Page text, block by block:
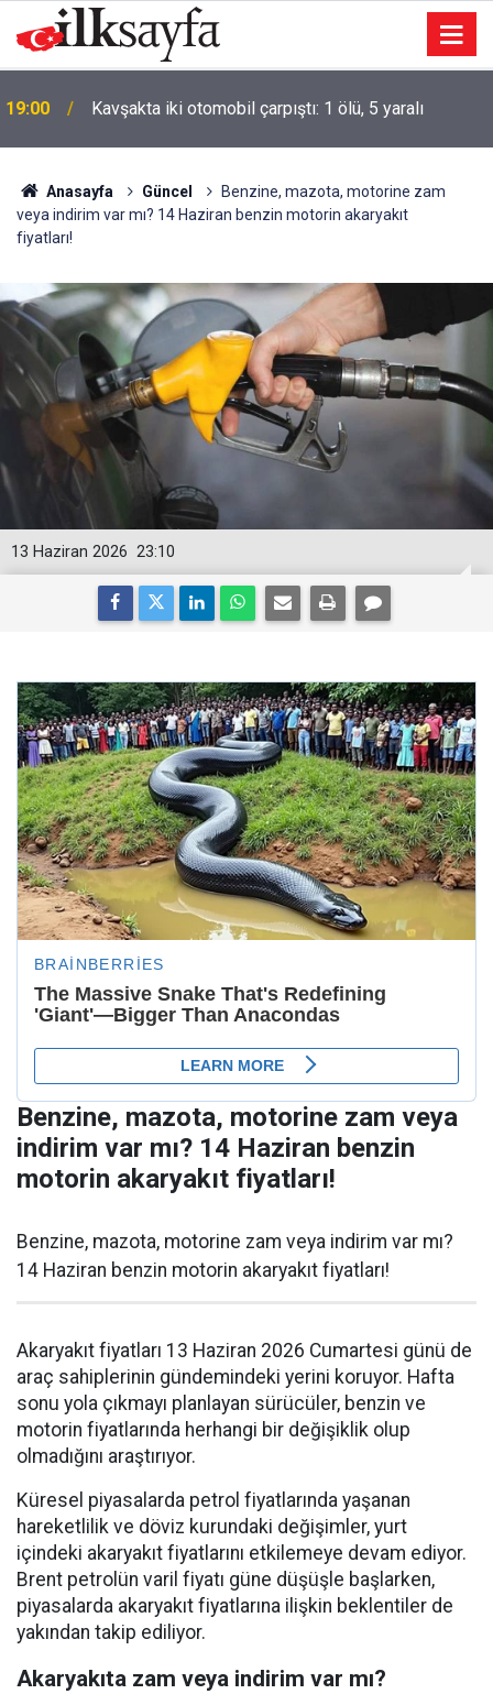
19:00 Kavşakta iki otomobil çarpıştı: 1 ölü, 5 yaralı
Anasayfa Güncel
Benzine, mazota, motorine zam
veya indirim var mı? 14 Haziran benzin motorin akaryakıt
fiyatları!
23:10
13 Haziran 2026
Benzine, mazota, motorine zam veya
indirim var mı? 14 Haziran benzin
motorin akaryakıt fiyatları!
Benzine, mazota, motorine zam veya indirim var mı?
14 Haziran benzin motorin akaryakıt fiyatları!
Akaryakıt fiyatları 13 Haziran 2026 Cumartesi günü de
araç sahiplerinin gündemindeki yerini koruyor. Hafta
sonu yola çıkmayı planlayan sürücüler, benzin ve
motorin fiyatlarında herhangi bir değişiklik olup
olmadığını araştırıyor.
Küresel piyasalarda petrol fiyatlarında yaşanan
hareketlilik ve döviz kurundaki değişimler, yurt
içindeki akaryakıt fiyatlarını etkilemeye devam ediyor.
Brent petrolün varil fiyatı güne düşüşle başlarken,
piyasalarda akaryakıt fiyatlarına ilişkin beklentiler de
yakından takip ediliyor.
Akaryakıta zam veya indirim var mı?